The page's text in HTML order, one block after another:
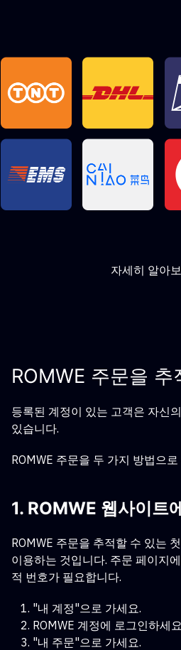
자세히 알아
ROMWE 주문을 추
등록된 계정이 있는 고객은 자신
있습니다.
ROMWE 주문을 두 가지 방법으
1. ROMWE 웹사이트
ROMWE 주문을 추적할 수 있는
이용하는 것입니다. 주문 페이지
적 번호가 필요합니다.
"내 계정"으로 가세요.
ROMWE 계정에 로그인하세
"내 주문"으로 가세요.